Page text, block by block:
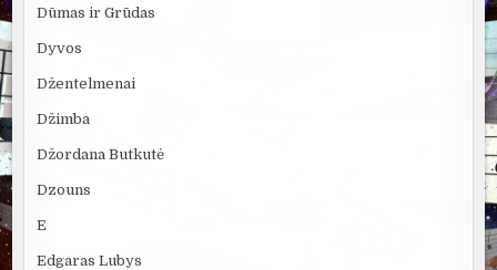
Dūmas ir Grūdas
Dyvos
Džentelmenai
Džimba
Džordana Butkutė
Dzouns
E
Edgaras Lubys